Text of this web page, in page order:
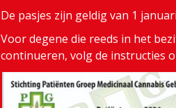
De pasjes zijn geldig van 1
Voor degene die reeds in het
continueren, volg de instructies